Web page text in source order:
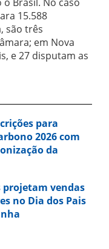
15.588
são três
em Nova
e 27 disputam as
para
2026 com
da
projetam vendas
no Dia dos Pais